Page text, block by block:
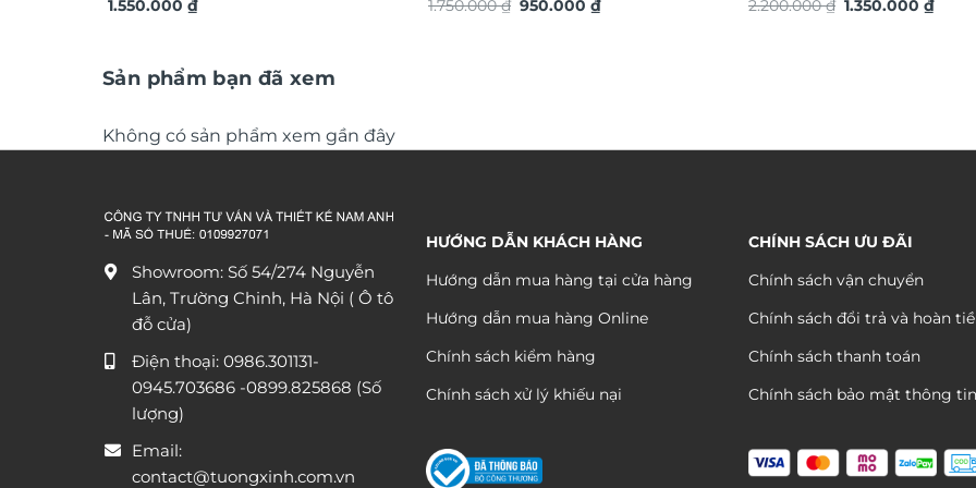
TG4914S
1.550.000₫
phong thủy TG4913S
1.750.000₫ Giá
950.000₫Giá
ứng dát vàng TG4912S
2.200.000₫ Giá
1.350.000₫Giá
Sản phẩm bạn đã xem
Không có sản phẩm xem gần đây
Showroom: Số 54/274 Nguyễn
Lân, Trường Chinh, Hà Nội ( Ô tô
đỗ cửa)
Điện thoại: 0986.301131-
0945.703686 -0899.825868 (Số
lượng)
Email:
contact@tuongxinh.com.vn
HƯỚNG DẪN KHÁCH HÀNG
Hướng dẫn mua hàng tại cửa hàng
Hướng dẫn mua hàng Online
Chính sách kiểm hàng
Chính sách xử lý khiếu nại
CHÍNH SÁCH ƯU ĐÃI
Chính sách vận chuyển
Chính sách đổi trả và hoàn
Chính sách thanh toán
Chính sách bảo mật thông tin